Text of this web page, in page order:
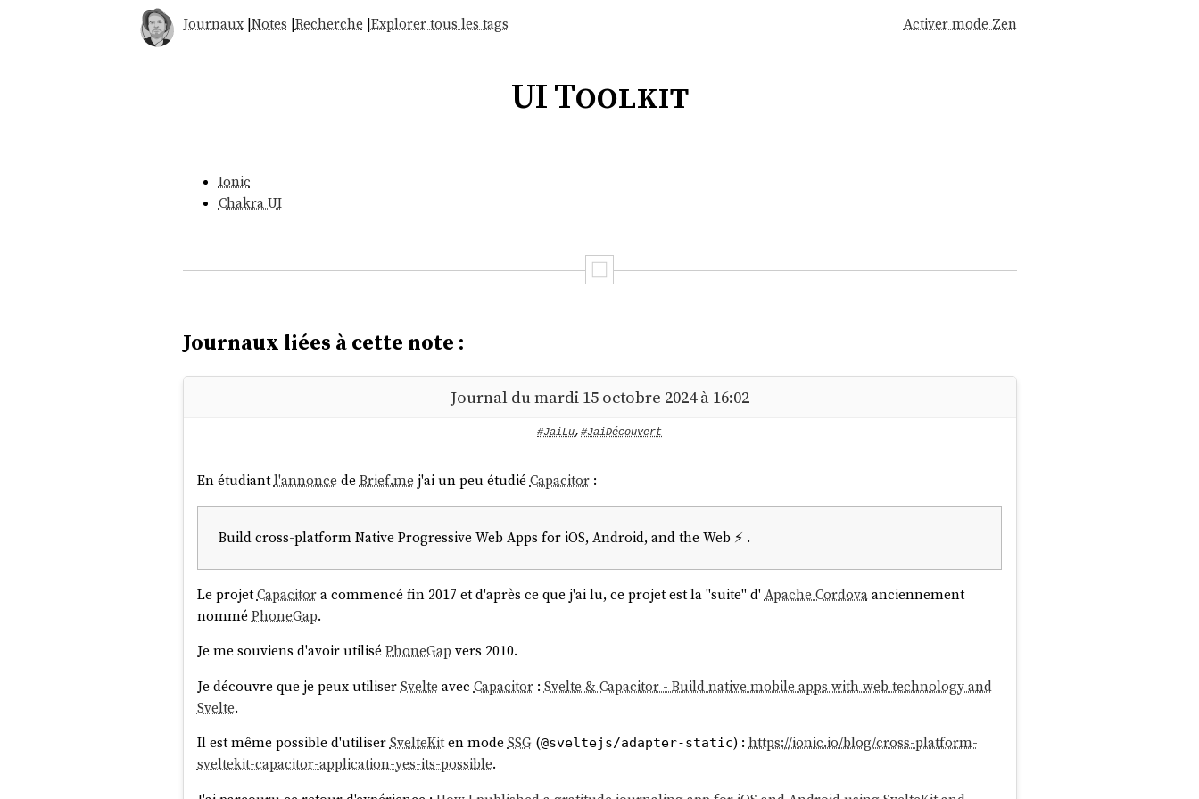
Journaux|Notes |Recherche |Explorer tous les tags Activer mode Zen
UI Toolkit
Ionic
Chakra UI
Journaux liées à cette note :
Journal du mardi 15 octobre 2024 à 16:02
#JaiLu, #JaiDécouvert
En étudiantl'annonce de Brief.me j'ai un peu étudié Capacitor:
Build cross-platform Native Progressive Web Apps for iOS, Android, and the Web ⚡️ .
Le projetCapacitora commencé fin 2017 et d'après ce que j'ai lu, ce projet est la "suite" d'Apache Cordovaanciennement
nommé PhoneGap.
Je me souviens d'avoir utilisé PhoneGap vers 2010.
Je découvre que je peux utiliserSvelte avec Capacitor: Svelte & Capacitor - Build native mobile apps with web technology and
Svelte.
Il est même possible d'utiliserSvelteKiten mode SSG (@sveltejs/adapter-static) : https://ionic.io/blog/cross-platform-
sveltekit-capacitor-application-yes-its-possible.